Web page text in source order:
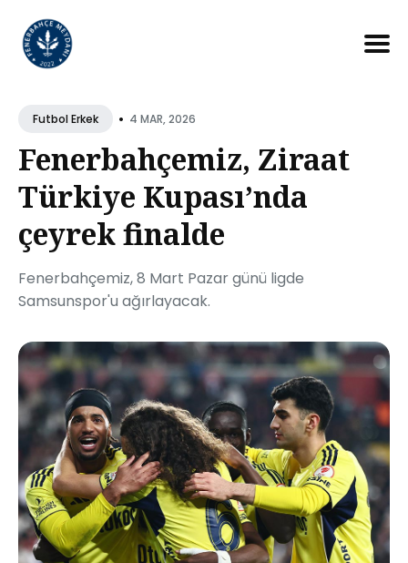
Blog
Futbol Erkek • 4 MAR, 2026
Fenerbahçemiz, Ziraat
Türkiye Kupası’nda
çeyrek finalde
Fenerbahçemiz, 8 Mart Pazar günü ligde
Samsunspor'u ağırlayacak.